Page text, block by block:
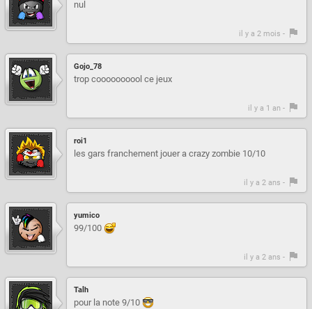
nul
il y a 2 mois -
Gojo_78
trop coooooooool ce jeux
il y a 1 an -
roi1
les gars franchement jouer a crazy zombie 10/10
il y a 2 ans -
yumico
99/100
il y a 2 ans -
Talh
pour la note 9/10